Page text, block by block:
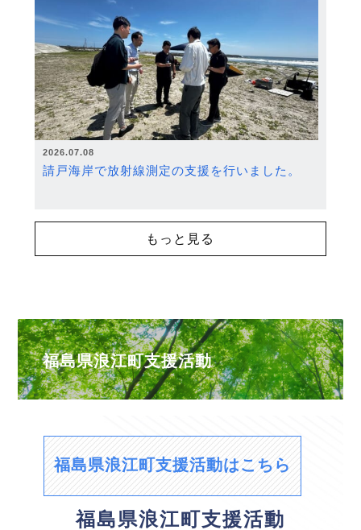
2026.07.08
請戸海岸で放射線測定の支援を行いました。
もっと見る
福島県浪江町支援活動
福島県浪江町支援活動はこちら
福島県浪江町支援活動